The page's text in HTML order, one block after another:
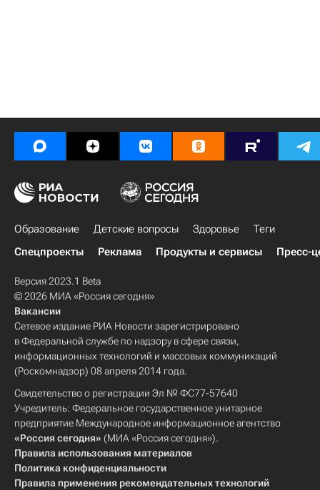
Образование Детские вопросы Здоровье
Теги
Спецпроекты
Реклама Продукты и сервисы Пресс-
Версия 2023.1 Beta
© 2026 МИА «Россия сегодня»
Вакансии
Сетевое издание РИА Новости зарегистрировано
в Федеральной службе по надзору в сфере связи,
информационных технологий и массовых коммуникаций
(Роскомнадзор) 08 апреля 2014 года.
Свидетельство о регистрации Эл № ФС77-57640
Учредитель: Федеральное государственное унитарное
предприятие Международное информационное агентство
«Россия сегодня» (МИА «Россия сегодня»).
Правила использования материалов
Политика конфиденциальности
Правила применения рекомендательных технологий